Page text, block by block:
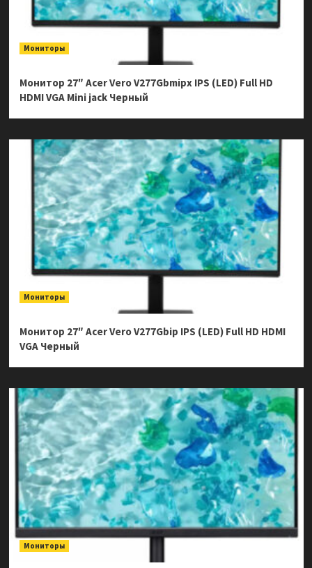
Мониторы
Монитор 27″ Acer Vero V277Gbmipx IPS (LED) Full HD
HDMI VGA Mini jack Черный
Мониторы
Монитор 27″ Acer Vero V277Gbip IPS (LED) Full HD HDMI
VGA Черный
Мониторы